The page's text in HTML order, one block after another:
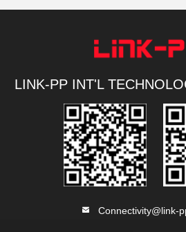
LINK-PP INT'L
Connectivity@link-